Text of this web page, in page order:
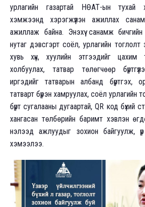
урлагийн газартай НӨАТ-ын тухай
хэмжээнд хэрэгжүүлэн ажиллах
ажиллаж байна. Энэхүү санамж бичгийн
нутаг дэвсгэрт соёл, урлагийн тоглолт
хувь хүн, хуулийн этгээдийг цахим
холбуулах, татвар төлөгчөөр
иргэдийг татварын албанд бүртгэх,
татварт бүрэн хамруулах, соёл урлагийн
бүрт сугалааны дугаартай, QR код бүхий
хангасан төлбөрийн баримт хэвлэн
нэлээд ажлуудыг зохион байгуулж,
хэмээлээ.